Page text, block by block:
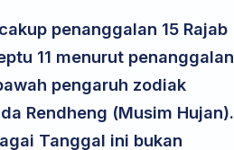
penanggalan 15 Rajab
11 menurut penanggalan
pengaruh zodiak
Rendheng (Musim Hujan).
Tanggal ini bukan